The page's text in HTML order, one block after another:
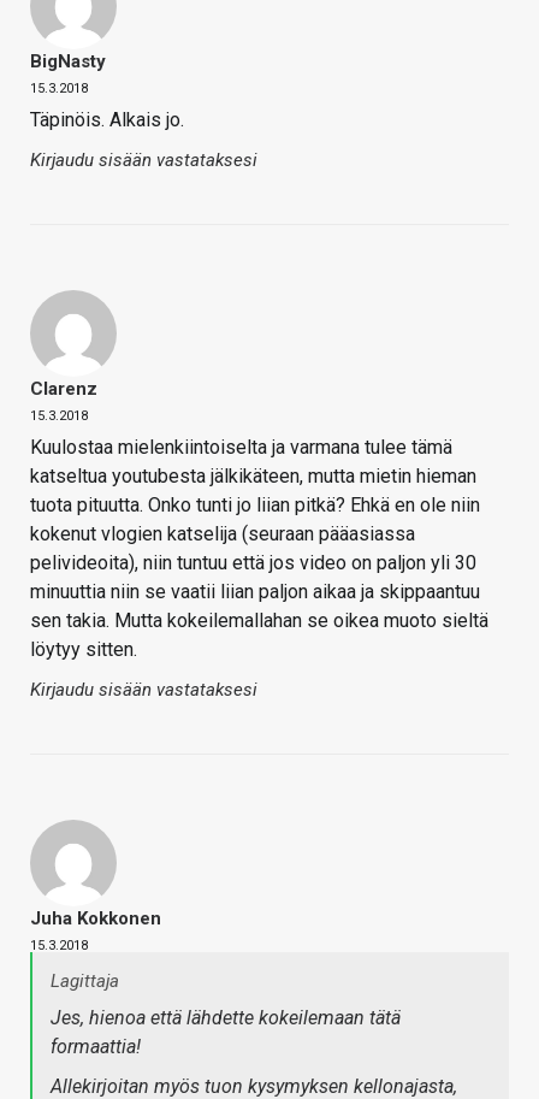
BigNasty
15.3.2018
Täpinöis. Alkais jo.
Kirjaudu sisään vastataksesi
Clarenz
15.3.2018
Kuulostaa mielenkiintoiselta ja varmana tulee tämä
katseltua youtubesta jälkikäteen, mutta mietin hieman
tuota pituutta. Onko tunti jo liian pitkä? Ehkä en ole niin
kokenut vlogien katselija (seuraan pääasiassa
pelivideoita), niin tuntuu että jos video on paljon yli 30
minuuttia niin se vaatii liian paljon aikaa ja skippaantuu
sen takia. Mutta kokeilemallahan se oikea muoto sieltä
löytyy sitten.
Kirjaudu sisään vastataksesi
Juha Kokkonen
15.3.2018
Lagittaja
Jes, hienoa että lähdette kokeilemaan tätä
formaattia!
Allekirjoitan myös tuon kysymyksen kellonajasta,